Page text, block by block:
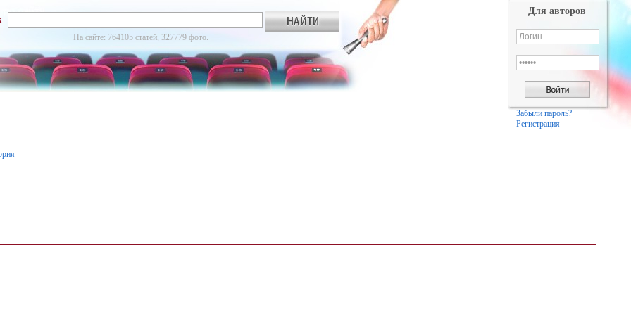
На сайте: 764105 статей, 327779 фото.
Для авторов
Забыли пароль?
Регистрация